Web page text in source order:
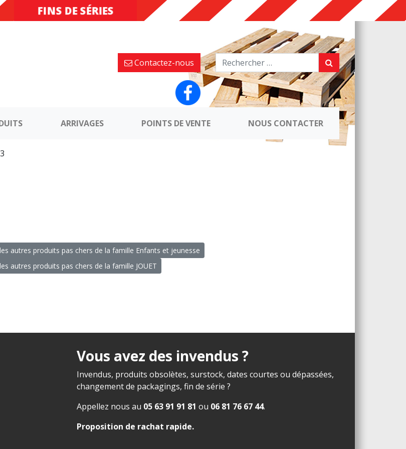
DESTOCKAGE
FINS DE SÉRIES
Contactez-nous
ARRIVAGES POINTS DE VENTE NOUS CONTACTER
autres produits pas chers de la famille Enfants et jeunesse
autres produits pas chers de la famille JOUET
Vous avez des invendus ?
Invendus, produits obsolètes, surstock, dates courtes ou dépassées,
changement de packagings, fin de série ?
Appellez nous au 05 63 91 91 81 ou 06 81 76 67 44.
Proposition de rachat rapide.